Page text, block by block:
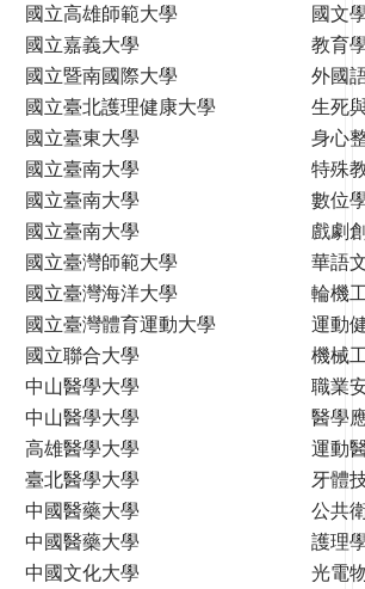
國立高雄師範大學
國文
國立嘉義大學
教育
國立暨南國際大學
外國
國立臺北護理健康大學
生死
國立臺東大學
身心
國立臺南大學
特殊
國立臺南大學
數位
國立臺南大學
戲劇
國立臺灣師範大學
華語
國立臺灣海洋大學
輪機
國立臺灣體育運動大學
運動
國立聯合大學
機械
中山醫學大學
職業
中山醫學大學
醫學
高雄醫學大學
運動
臺北醫學大學
牙體
中國醫藥大學
公共
中國醫藥大學
護理
中國文化大學
光電